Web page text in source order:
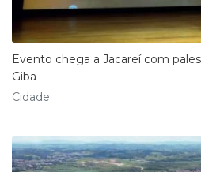
Evento chega a Jacareí com
Giba
Cidade